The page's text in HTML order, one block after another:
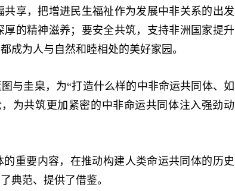
享，把增进民生福祉作为发展中非关系的出发
的精神滋养；要安全共筑，支持非洲国家提升
成为人与自然和睦相处的美好家园。
圭臬，为“打造什么样的中非命运共同体、如
为共筑更加紧密的中非命运共同体注入强劲动
重要内容，在推动构建人类命运共同体的历史
典范、提供了借鉴。